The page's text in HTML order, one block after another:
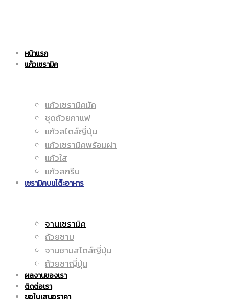
ราคา
|
แก้ว
มัค
เซรามิค
ราคา
|
หน้าแรก
แก้วเซรามิค
แก้วเซรามิคมัค
ชุดถ้วยกาแฟ
แก้วสไตล์ญี่ปุ่น
แก้วเซรามิคพร้อมฝา
แก้วใส
แก้วสกรีน
เซรามิคบนโต๊ะอาหาร
จานเซรามิค
ถ้วยชาม
จานชามสไตล์ญี่ปุ่น
ถ้วยชาญี่ปุ่น
ผลงานของเรา
ติดต่อเรา
ขอใบเสนอราคา